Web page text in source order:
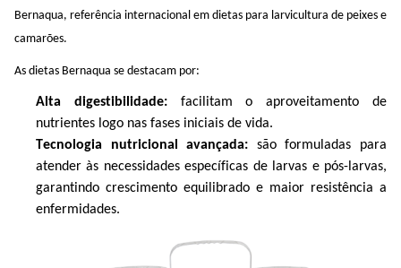
Bernaqua, referência internacional em dietas para larvicultura de peixes e
camarões.
As dietas Bernaqua se destacam por:
Alta digestibilidade:facilitam o aproveitamento de
nutrientes logo nas fases iniciais de vida.
Tecnologia nutricional avançada: são formuladas para
atender às necessidades específicas de larvas e pós-larvas,
garantindo crescimento equilibrado e maior resistência a
enfermidades.